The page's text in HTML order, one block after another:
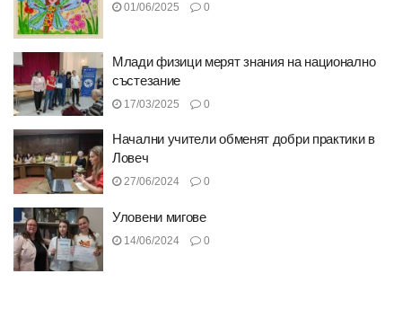
01/06/2025 0
Млади физици мерят знания на национално
състезание
17/03/2025 0
Начални учители обменят добри практики в
Ловеч
27/06/2024 0
Уловени мигове
14/06/2024 0